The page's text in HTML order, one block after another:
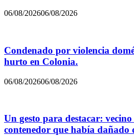
06/08/202606/08/2026
Condenado por violencia
hurto en Colonia.
06/08/202606/08/2026
Un gesto para destacar:
contenedor que había dañado